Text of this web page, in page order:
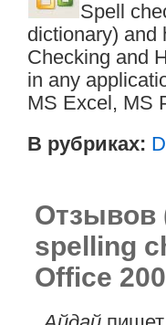
Spell
dictionary) and
Checking and
in any
MS Excel, MS
В рубриках:
Отзывов
spelling
Office